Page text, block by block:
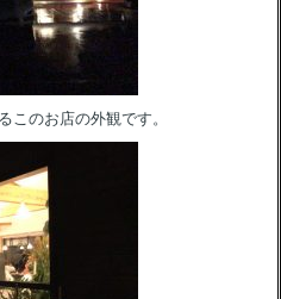
このお店の外観です。